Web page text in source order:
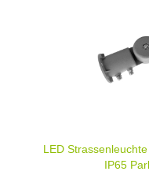
LED
IP65